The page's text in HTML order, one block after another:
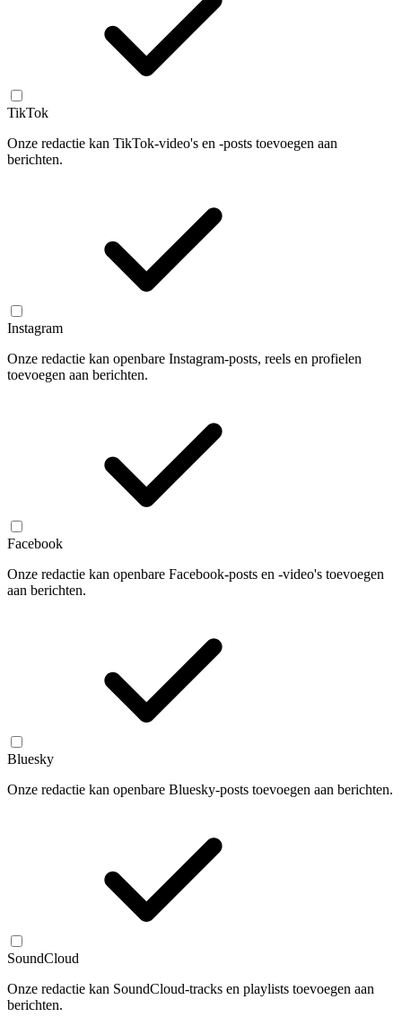
TikTok
Onze redactie kan TikTok-video's en -posts toevoegen aan
berichten.
Instagram
Onze redactie kan openbare Instagram-posts, reels en profielen
toevoegen aan berichten.
Facebook
Onze redactie kan openbare Facebook-posts en -video's toevoegen
aan berichten.
Bluesky
Onze redactie kan openbare Bluesky-posts toevoegen aan berichten.
SoundCloud
Onze redactie kan SoundCloud-tracks en playlists toevoegen aan
berichten.